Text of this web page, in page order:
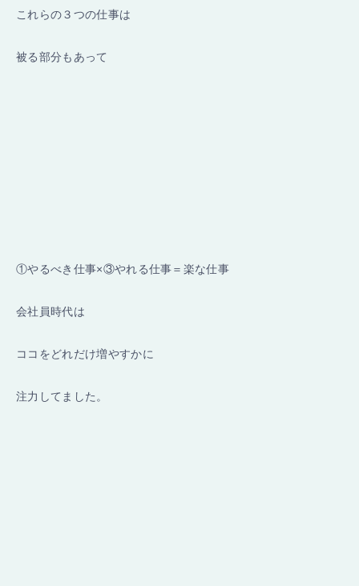
これらの３つの仕事は
被る部分もあって
①やるべき仕事×③やれる仕事＝楽な仕事
会社員時代は
ココをどれだけ増やすかに
注力してました。